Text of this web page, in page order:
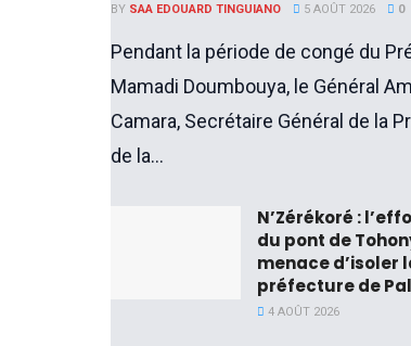
BY SAA EDOUARD TINGUIANO 5 AOÛT 2026 0
Pendant la période de congé du
Mamadi Doumbouya, le Général
Camara, Secrétaire Général de la
de la...
N’Zérékoré :
du pont de
menace d’isoler
préfecture de
4 AOÛT 2026